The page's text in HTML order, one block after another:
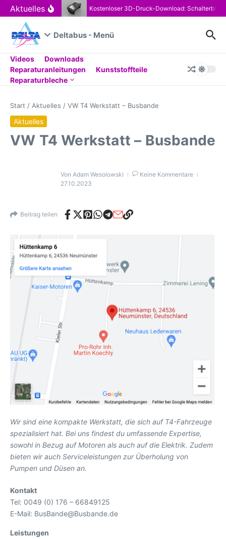
Zum Inhalt springen
Aktuelles Kostenloser 3D-Druck-Download:
Deltabus - Menü
Videos
Downloads
Reparaturanleitungen
Kunststoffteile
Reparaturbleche
Start / Aktuelles / VW T4 Werkstatt – Busbande
Aktuelles
VW T4 Werkstatt – Busbande
Von Adam Wesolowski
Keine Kommentare
27.10.2023
Beitrag teilen
Wir sind eine kompakte Werkstatt, die sich auf T4-Fahrzeuge
spezialisiert hat. Bei uns findest du umfassende Expertise,
sowohl in Bezug auf Motoren als auch auf die Elektrik. Zudem
bieten wir auch Serviceleistungen zur Überholung von
Pumpen und Düsen an.
Kontakt
Tel: 0049 (0) 176 – 66849125
E-Mail: BusBande@Busbande.de
Leistungen